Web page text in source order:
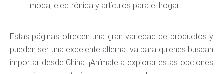
moda, electrónica y artículos para el hogar.
Estas páginas ofrecen una gran variedad de productos y
pueden ser una excelente alternativa para quienes buscan
importar desde China. ¡Anímate a explorar estas opciones